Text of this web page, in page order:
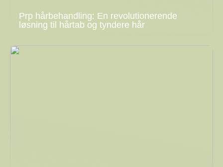
Prp hårbehandling: En revolutionerende
løsning til hårtab og tyndere hår